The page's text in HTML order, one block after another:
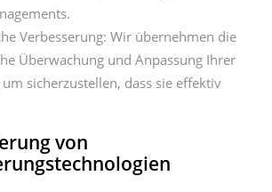
Verbesserung: Wir übernehmen die
Überwachung und Anpassung Ihrer
um sicherzustellen, dass sie effektiv
von